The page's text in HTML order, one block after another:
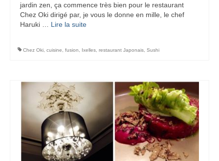
jardin zen, ça commence très bien pour le restaurant
Chez Oki dirigé par, je vous le donne en mille, le chef
Haruki … Lire la suite­­
Chez Oki cuisine fusion Ixelles restaurant Japonais Sushi